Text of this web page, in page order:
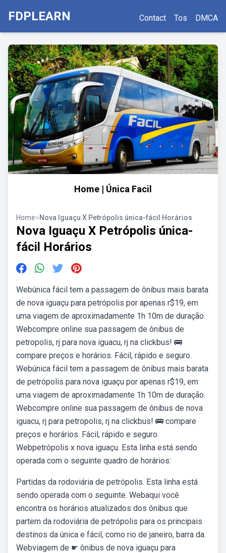
FDPLEARN Contact Tos DMCA
Home | Única Facil
Home>Nova Iguaçu X Petrópolis única-fácil Horários
Nova Iguaçu X Petrópolis única-
fácil Horários
Webúnica fácil tem a passagem de ônibus mais barata
de nova iguaçu para petrópolis por apenas r$19, em
uma viagem de aproximadamente 1h 10m de duração.
Webcompre online sua passagem de ônibus de
petropolis, rj para nova iguacu, rj na clickbus! 🚌
compare preços e horários. Fácil, rápido e seguro.
Webúnica fácil tem a passagem de ônibus mais barata
de petrópolis para nova iguaçu por apenas r$19, em
uma viagem de aproximadamente 1h 10m de duração.
Webcompre online sua passagem de ônibus de nova
iguacu, rj para petropolis, rj na clickbus! 🚌 compare
preços e horários. Fácil, rápido e seguro.
Webpetrópolis x nova iguaçu. Esta linha está sendo
operada com o seguinte quadro de horários:
Partidas da rodoviária de petrópolis. Esta linha está
sendo operada com o seguinte. Webaqui você
encontra os horários atualizados dos ônibus que
partem da rodoviária de petrópolis para os principais
destinos da única e fácil, como rio de janeiro, barra da.
Webviagem de ☛ ônibus de nova iguaçu para